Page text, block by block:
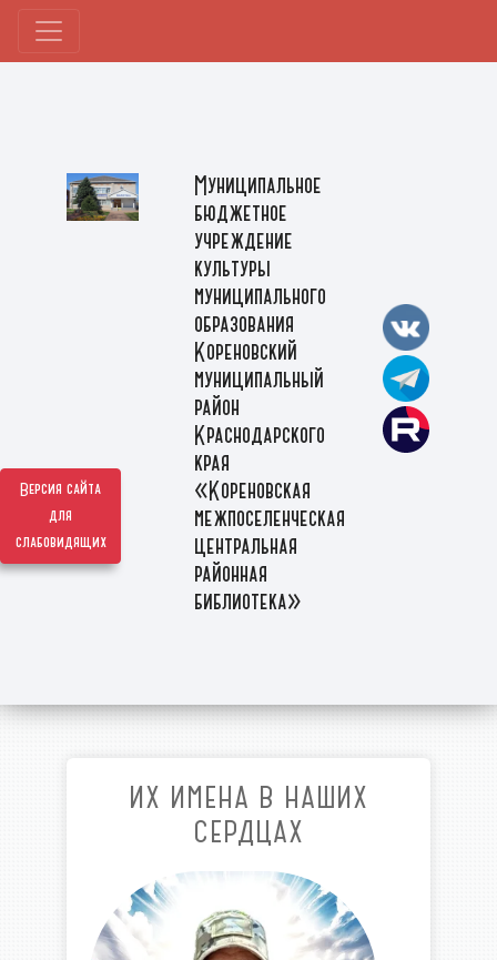
Версия сайта
для
слабовидящих
Муниципальное
бюджетное
учреждение
культуры
муниципального
образования
Кореновский
муниципальный
район
Краснодарского
края
«Кореновская
межпоселенческая
центральная
районная
библиотека»
ИХ ИМЕНА В НАШИХ
СЕРДЦАХ